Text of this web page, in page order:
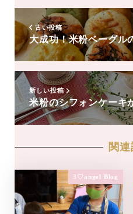
古い投稿
大成功！米粉ベーグル
新しい投稿
米粉のシフォンケーキ
関
3♡angel Blog